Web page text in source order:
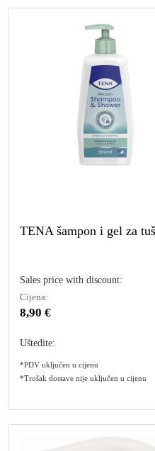
TENA šampon i gel za
Sales price with discount:
Cijena:
8,90 €
Uštedite:
*PDV uključen u cijenu
*Trošak dostave nije uključen u cijenu